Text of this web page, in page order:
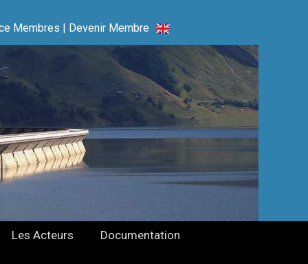
Membres | Devenir Membre
Les Acteurs
Documentation